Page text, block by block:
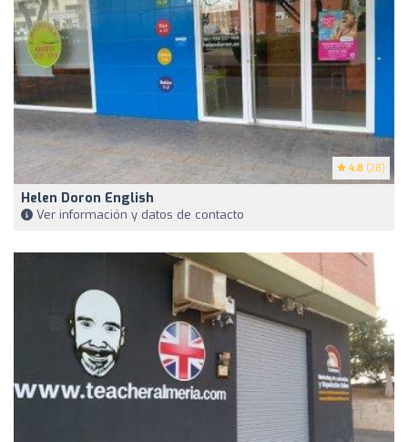
4.8 (28)
Helen Doron English
Ver información y datos de contacto